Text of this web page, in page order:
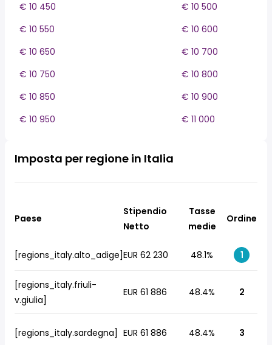
€ 10 450
€ 10 500
€ 10 550
€ 10 600
€ 10 650
€ 10 700
€ 10 750
€ 10 800
€ 10 850
€ 10 900
€ 10 950
€ 11 000
Imposta per regione in Italia
Paese
Stipendio
Netto
Tasse
medie
Ordine
[regions_italy.alto_adige]EUR 62 230 48.1% 1
[regions_italy.friuli-
v.giulia]
EUR 61 886 48.4% 2
[regions_italy.sardegna] EUR 61 886 48.4% 3